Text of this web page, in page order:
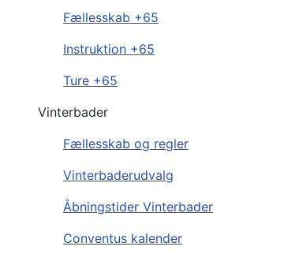
Fællesskab +65
Instruktion +65
Ture +65
Vinterbader
Fællesskab og regler
Vinterbaderudvalg
Åbningstider Vinterbader
Conventus kalender